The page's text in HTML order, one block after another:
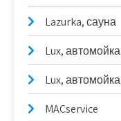
Lazurka, сауна
Lux, автомойка
Lux, автомойка
MACservice